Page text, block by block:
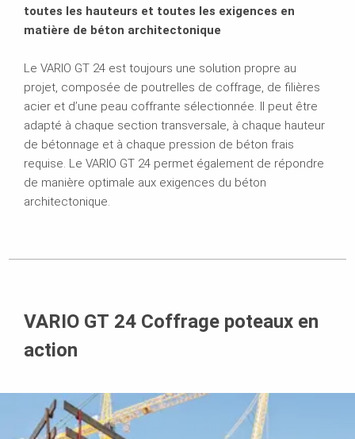
toutes les hauteurs et toutes les exigences en
matière de béton architectonique
Le VARIO GT 24 est toujours une solution propre au
projet, composée de poutrelles de coffrage, de filières
acier et d’une peau coffrante sélectionnée. Il peut être
adapté à chaque section transversale, à chaque hauteur
de bétonnage et à chaque pression de béton frais
requise. Le VARIO GT 24 permet également de répondre
de manière optimale aux exigences du béton
architectonique.
VARIO GT 24 Coffrage poteaux en
action